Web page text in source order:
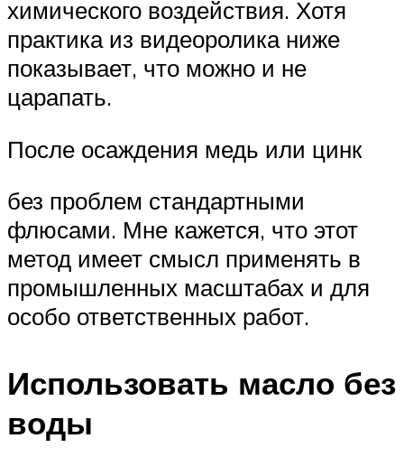
химического воздействия. Хотя
практика из видеоролика ниже
показывает, что можно и не
царапать.
После осаждения медь или цинк
без проблем стандартными
флюсами. Мне кажется, что этот
метод имеет смысл применять в
промышленных масштабах и для
особо ответственных работ.
Использовать масло без
воды